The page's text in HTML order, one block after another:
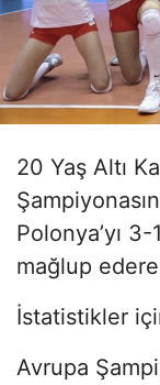
20 Yaş Altı
Polonya’yı
mağlup
İstatistikler
Avrupa